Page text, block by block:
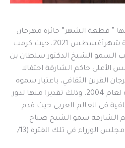
” قطعة الشهر” جائزة مهرجان
القرين الثقافي لتكون قطعة شهرأغسطس 2021، حيث كرمت
السمو الشيخ الدكتور سلطان بن
حاكم الشارقة احتفالا
القرين الثقافي، باعتبار سموه
شخصية المهرجان الثقافية لعام 2004، وذلك تقديرا منها لدور
في العالم العربي حيث قدم
الشارقة سمو الشيخ صباح
الأحمد الجابر الصباح رئيس مجلس الوزراء في تلك الفترة.(13/